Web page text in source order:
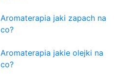
Aromaterapia jaki zapach na
co?
Aromaterapia jakie olejki na
co?